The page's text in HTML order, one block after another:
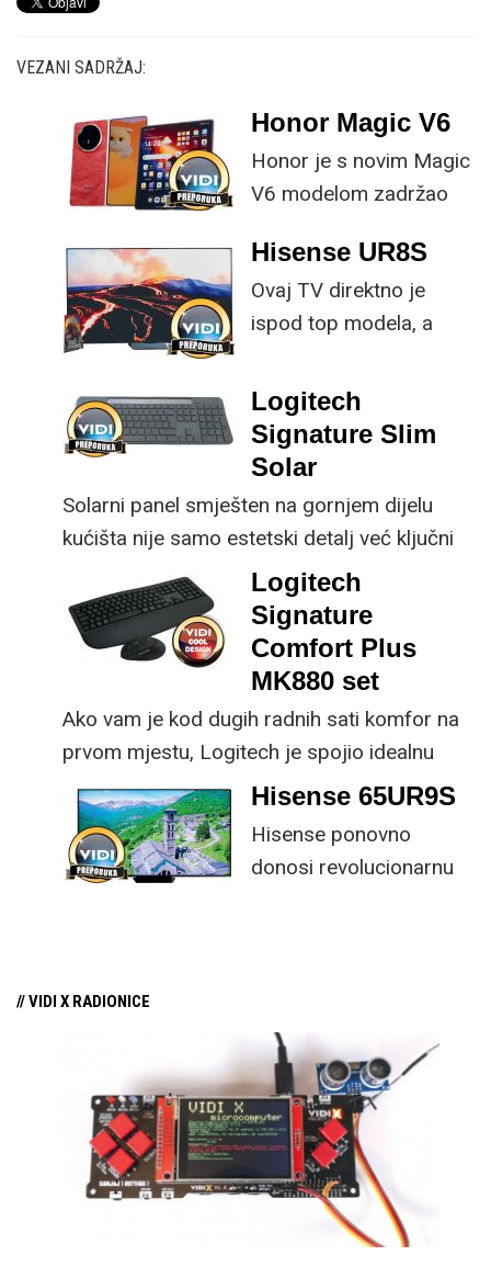
VEZANI SADRŽAJ:
Honor Magic V6
Honor je s novim Magic
V6 modelom zadržao
specifikacije, no
istovremeno
implementirao
ključne svakom
korisniku.
Hisense UR8S
Ovaj TV direktno je
ispod top modela, a
male ustupke možete
osjetno uštedjeti pri
kupnji.
Logitech
Signature Slim
Solar
Solarni panel smješten na gornjem dijelu
kućišta nije samo estetski detalj već ključni
dio koncepta ovog proizvoda, jer koristi
energiju prirodnog ili umjetnog svjetla za
rad.
Logitech
Signature
Comfort Plus
MK880 set
Ako vam je kod dugih radnih sati komfor na
prvom mjestu, Logitech je spojio idealnu
kombinaciju tipkovnice i miša s naprednim
funkcijama.
Hisense 65UR9S
Hisense ponovno
donosi revolucionarnu
// VIDI X RADIONICE